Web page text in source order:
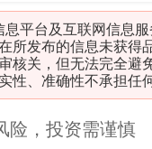
息平台及互联网信息
所发布的信息未获得
核关，但无法完全避
性、准确性不承担任
险，投资需谨慎